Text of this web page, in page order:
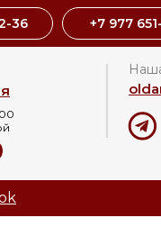
+7 977
36